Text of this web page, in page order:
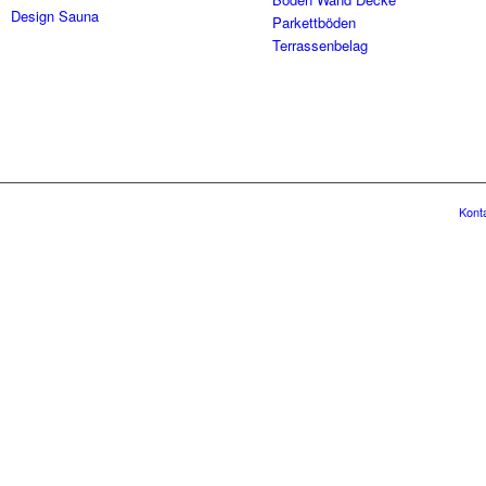
Design Sauna
Parkettböden
Terrassenbelag